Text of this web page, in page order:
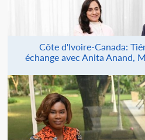
Côte d'Ivoire-Canada:
échange avec Anita Anand,